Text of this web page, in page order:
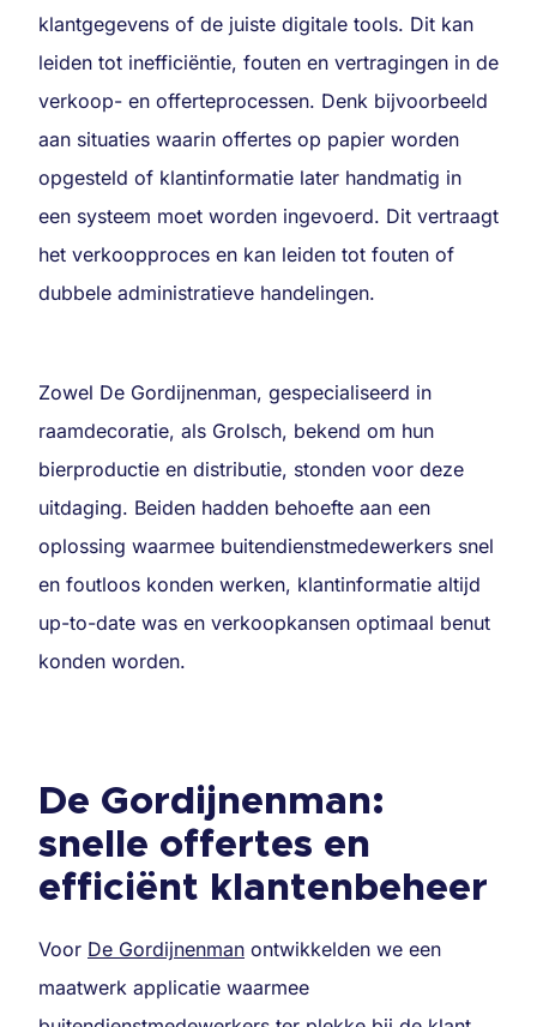
klantgegevens of de juiste digitale tools. Dit kan
leiden tot inefficiëntie, fouten en vertragingen in de
verkoop- en offerteprocessen. Denk bijvoorbeeld
aan situaties waarin offertes op papier worden
opgesteld of klantinformatie later handmatig in
een systeem moet worden ingevoerd. Dit vertraagt
het verkoopproces en kan leiden tot fouten of
dubbele administratieve handelingen.
Zowel De Gordijnenman, gespecialiseerd in
raamdecoratie, als Grolsch, bekend om hun
bierproductie en distributie, stonden voor deze
uitdaging. Beiden hadden behoefte aan een
oplossing waarmee buitendienstmedewerkers snel
en foutloos konden werken, klantinformatie altijd
up-to-date was en verkoopkansen optimaal benut
konden worden.
De Gordijnenman:
snelle offertes en
efficiënt klantenbeheer
Voor De Gordijnenman ontwikkelden we een
maatwerk applicatie waarmee